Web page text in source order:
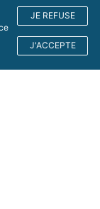
JE REFUSE
J'ACCEPTE